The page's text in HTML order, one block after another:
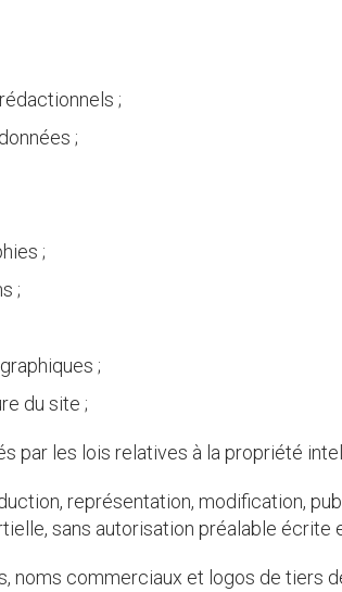
;
;
;
;
;
du site ;
par les lois relatives à la propriété
représentation, modification,
sans autorisation préalable écrite
noms commerciaux et logos de tiers